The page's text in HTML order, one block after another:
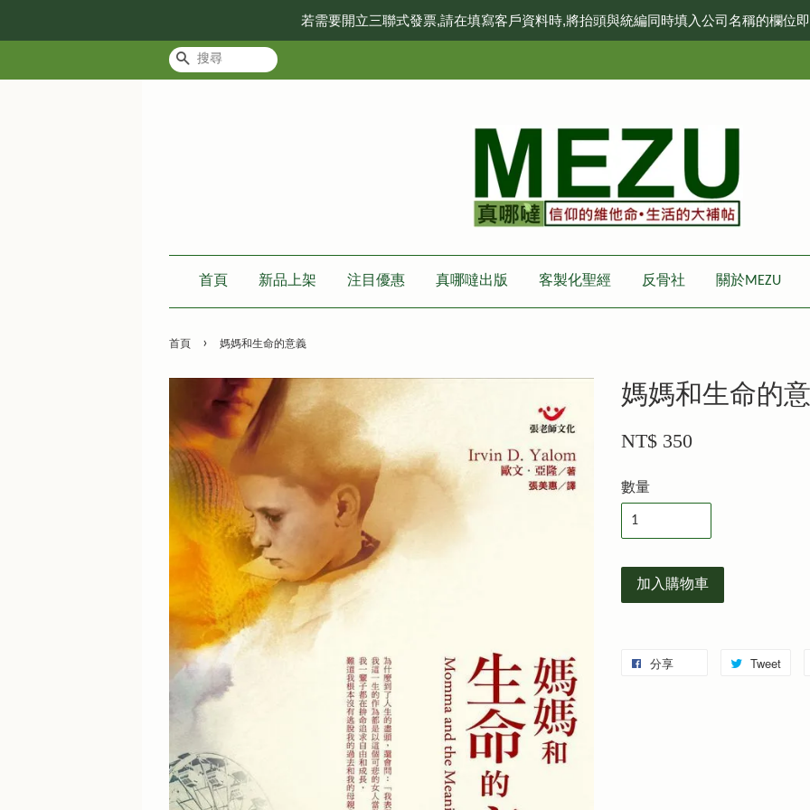
若需要開立三聯式發票,請在填寫客戶資料時,將抬頭與統編同時填入公司名稱的欄位
搜尋
首頁 新品上架 注目優惠 真哪噠出版 客製化聖經 反骨社 關於MEZU
首頁 › 媽媽和生命的意義
媽媽和生命的
NT$ 350
數量
加入購物車
分享 Tweet